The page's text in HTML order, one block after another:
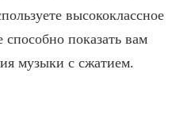
высококлассное
способно показать вам
музыки с сжатием.